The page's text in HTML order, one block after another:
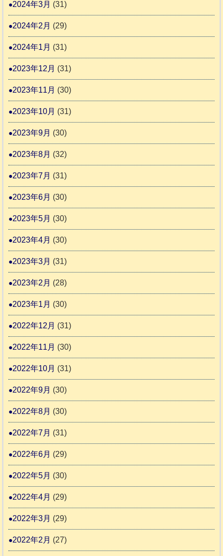
2024年3月 (31)
2024年2月 (29)
2024年1月 (31)
2023年12月 (31)
2023年11月 (30)
2023年10月 (31)
2023年9月 (30)
2023年8月 (32)
2023年7月 (31)
2023年6月 (30)
2023年5月 (30)
2023年4月 (30)
2023年3月 (31)
2023年2月 (28)
2023年1月 (30)
2022年12月 (31)
2022年11月 (30)
2022年10月 (31)
2022年9月 (30)
2022年8月 (30)
2022年7月 (31)
2022年6月 (29)
2022年5月 (30)
2022年4月 (29)
2022年3月 (29)
2022年2月 (27)